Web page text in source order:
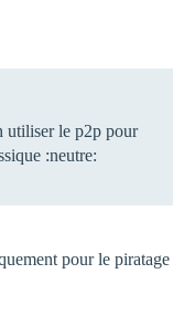
utiliser le p2p pour
:neutre:
pour le piratage